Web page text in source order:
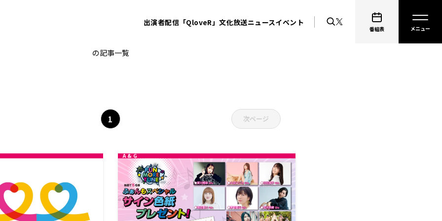
出演者配信「QloveR」文化放送ニュースイベント
番組表
の記事一覧
1 次ページ